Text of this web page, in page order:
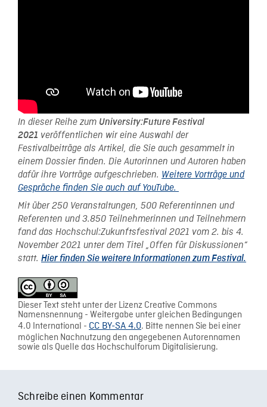
In dieser Reihe zum University:Future Festival
2021 veröffentlichen wir eine Auswahl der
Festivalbeiträge als Artikel, die Sie auch gesammelt in
einem Dossier finden. Die Autorinnen und Autoren haben
dafür ihre Vorträge aufgeschrieben. Weitere Vorträge und
Gespräche finden Sie auch auf YouTube.
Mit über 250 Veranstaltungen, 500 Referentinnen und
Referenten und 3.850 Teilnehmerinnen und Teilnehmern
fand das Hochschul:Zukunftsfestival 2021 vom 2. bis 4.
November 2021 unter dem Titel „Offen für Diskussionen“
statt. Hier finden Sie weitere Informationen zum Festival.
Dieser Text steht unter der Lizenz Creative Commons
Namensnennung - Weitergabe unter gleichen Bedingungen
4.0 International - CC BY-SA 4.0. Bitte nennen Sie bei einer
möglichen Nachnutzung den angegebenen Autorennamen
sowie als Quelle das Hochschulforum Digitalisierung.
Schreibe einen Kommentar